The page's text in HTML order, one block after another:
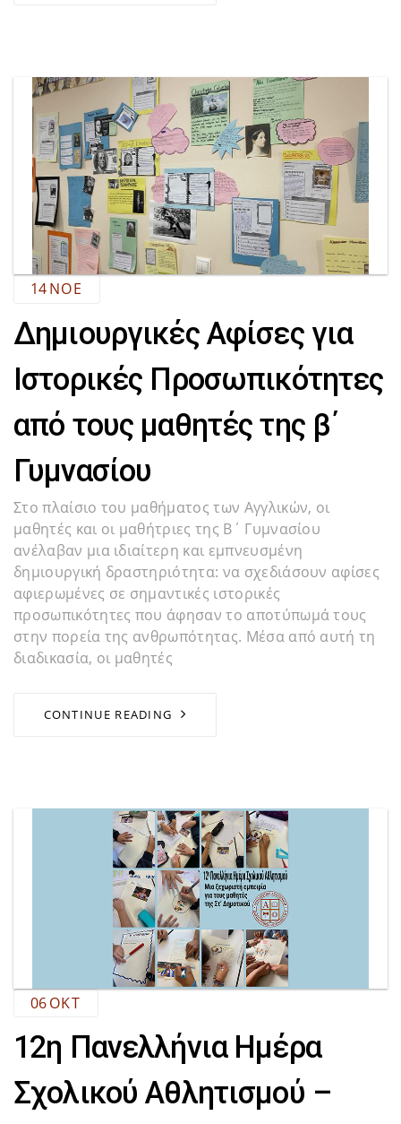
14ΝΟΈ
Δημιουργικές Αφίσες για
Ιστορικές Προσωπικότητες
από τους μαθητές της β΄
Γυμνασίου
Στο πλαίσιο του μαθήματος των Αγγλικών, οι
μαθητές και οι μαθήτριες της Β΄ Γυμνασίου
ανέλαβαν μια ιδιαίτερη και εμπνευσμένη
δημιουργική δραστηριότητα: να σχεδιάσουν αφίσες
αφιερωμένες σε σημαντικές ιστορικές
προσωπικότητες που άφησαν το αποτύπωμά τους
στην πορεία της ανθρωπότητας. Μέσα από αυτή τη
διαδικασία, οι μαθητές
CONTINUE READING
06ΟΚΤ
12η Πανελλήνια Ημέρα
Σχολικού Αθλητισμού –